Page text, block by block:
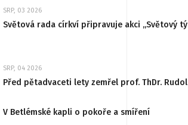
SRP, 03 2026
Světová rada církví připravuje akci „Světový
SRP, 04 2026
Před pětadvaceti lety zemřel prof. ThDr.
V Betlémské kapli o pokoře a smíření